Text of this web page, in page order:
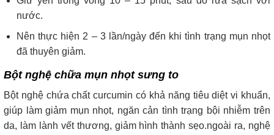
nước.
Nên thực hiện 2 – 3 lần/ngày đến khi tình trạng mụn nhọt
đã thuyên giảm.
Bột nghệ chữa mụn nhọt sưng to
Bột nghệ chứa chất curcumin có khả năng tiêu diệt vi khuẩn,
giúp làm giảm mụn nhọt, ngăn cản tình trạng bội nhiễm trên
da, làm lành vết thương, giảm hình thành sẹo.ngoài ra, nghệ